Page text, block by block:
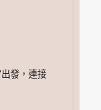
發，連接